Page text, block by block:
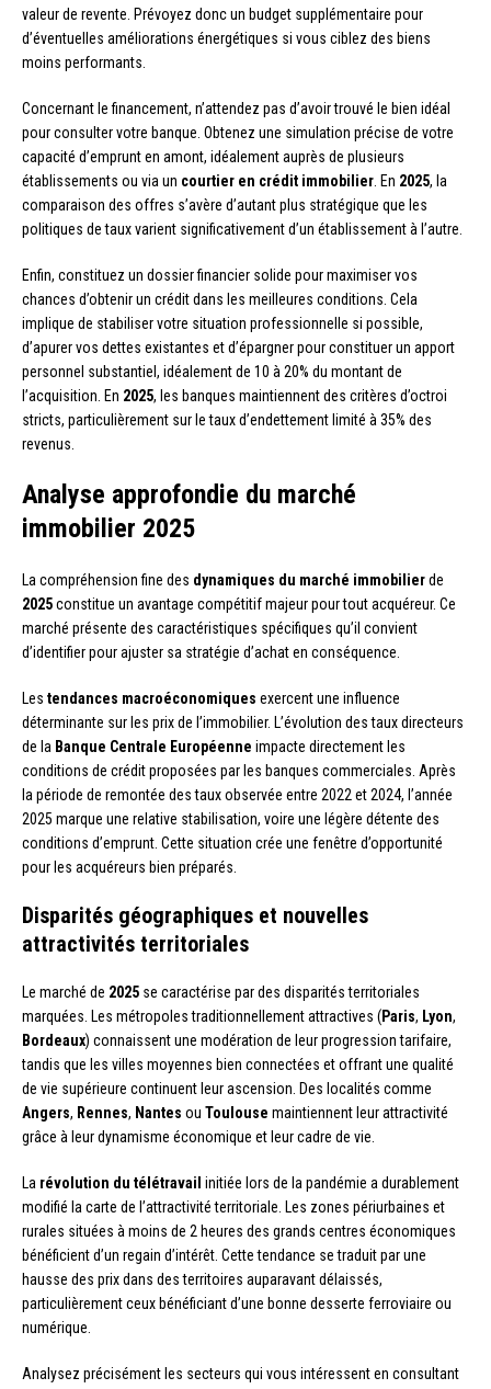
valeur de revente. Prévoyez donc un budget supplémentaire pour
d’éventuelles améliorations énergétiques si vous ciblez des biens
moins performants.
Concernant le financement, n’attendez pas d’avoir trouvé le bien idéal
pour consulter votre banque. Obtenez une simulation précise de votre
capacité d’emprunt en amont, idéalement auprès de plusieurs
établissements ou via un courtier en crédit immobilier . En 2025, la
comparaison des offres s’avère d’autant plus stratégique que les
politiques de taux varient significativement d’un établissement à l’autre.
Enfin, constituez un dossier financier solide pour maximiser vos
chances d’obtenir un crédit dans les meilleures conditions. Cela
implique de stabiliser votre situation professionnelle si possible,
d’apurer vos dettes existantes et d’épargner pour constituer un apport
personnel substantiel, idéalement de 10 à 20% du montant de
l’acquisition. En 2025, les banques maintiennent des critères d’octroi
stricts, particulièrement sur le taux d’endettement limité à 35% des
revenus.
Analyse approfondie du marché
immobilier 2025
La compréhension fine des dynamiques du marché immobilierde
2025constitue un avantage compétitif majeur pour tout acquéreur. Ce
marché présente des caractéristiques spécifiques qu’il convient
d’identifier pour ajuster sa stratégie d’achat en conséquence.
Les tendances macroéconomiques exercent une influence
déterminante sur les prix de l’immobilier. L’évolution des taux directeurs
de la Banque Centrale Européenne impacte directement les
conditions de crédit proposées par les banques commerciales. Après
la période de remontée des taux observée entre 2022 et 2024, l’année
2025 marque une relative stabilisation, voire une légère détente des
conditions d’emprunt. Cette situation crée une fenêtre d’opportunité
pour les acquéreurs bien préparés.
Disparités géographiques et nouvelles
attractivités territoriales
Le marché de 2025 se caractérise par des disparités territoriales
marquées. Les métropoles traditionnellement attractives (Paris, Lyon,
Bordeaux) connaissent une modération de leur progression tarifaire,
tandis que les villes moyennes bien connectées et offrant une qualité
de vie supérieure continuent leur ascension. Des localités comme
Angers, Rennes, Nantes ou Toulouse maintiennent leur attractivité
grâce à leur dynamisme économique et leur cadre de vie.
La révolution du télétravail initiée lors de la pandémie a durablement
modifié la carte de l’attractivité territoriale. Les zones périurbaines et
rurales situées à moins de 2 heures des grands centres économiques
bénéficient d’un regain d’intérêt. Cette tendance se traduit par une
hausse des prix dans des territoires auparavant délaissés,
particulièrement ceux bénéficiant d’une bonne desserte ferroviaire ou
numérique.
Analysez précisément les secteurs qui vous intéressent en consultant